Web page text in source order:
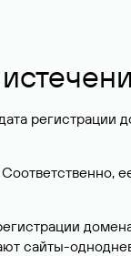
регистрации
сайты-